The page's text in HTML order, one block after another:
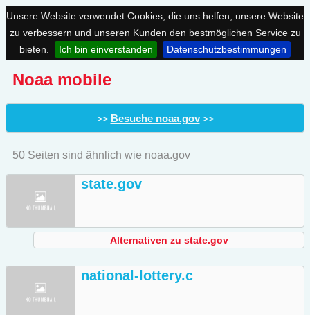
Unsere Website verwendet Cookies, die uns helfen, unsere Website
zu verbessern und unseren Kunden den bestmöglichen Service zu
bieten.
Ich bin einverstanden Datenschutzbestimmungen
Noaa mobile
>> Besuche noaa.gov>>
50 Seiten sind ähnlich wie noaa.gov
state.gov
Alternativen zu state.gov
national-lottery.c